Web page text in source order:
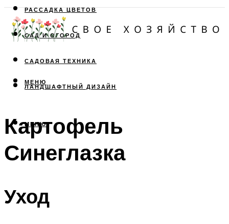
РАССАДКА ЦВЕТОВ
САД И ОГОРОД
САДОВАЯ ТЕХНИКА
ЛАНДШАФТНЫЙ ДИЗАЙН
МЕНЮ
МЕНЮ
Картофель
Синеглазка
Уход